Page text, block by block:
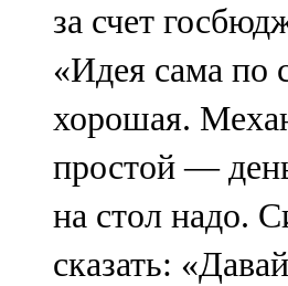
за счет
«Идея сама по
хорошая.
простой —
на стол надо.
сказать: